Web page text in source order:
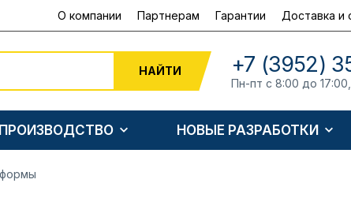
О компании Партнерам Гарантии Доставка и
НАЙТИ +7 (3952)
Пн-пт с 8:00 до 17:00,
НОВЫЕ РАЗРАБОТКИ